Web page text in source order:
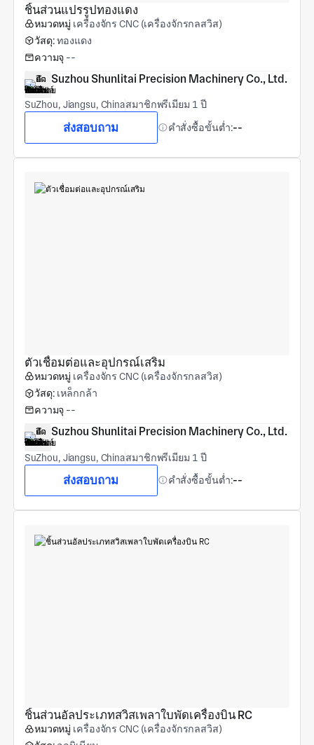
ชิ้นส่วนแปรรูปทองแดง
หมวดหมู่ เครื่องจักร CNC (เครื่องจักรกลสวิส)
วัสดุ: ทองแดง
ความจุ --
Suzhou Shunlitai Precision Machinery Co., Ltd.
SuZhou, Jiangsu, Chinaสมาชิกพรีเมียม 1 ปี
ส่งสอบถาม คำสั่งซื้อขั้นต่ำ:--
ตัวเชื่อมต่อและอุปกรณ์เสริม
หมวดหมู่ เครื่องจักร CNC (เครื่องจักรกลสวิส)
วัสดุ: เหล็กกล้า
ความจุ --
Suzhou Shunlitai Precision Machinery Co., Ltd.
SuZhou, Jiangsu, Chinaสมาชิกพรีเมียม 1 ปี
ส่งสอบถาม คำสั่งซื้อขั้นต่ำ:--
ชิ้นส่วนอัลประเภทสวิสเพลาใบพัดเครื่องบิน RC
หมวดหมู่ เครื่องจักร CNC (เครื่องจักรกลสวิส)